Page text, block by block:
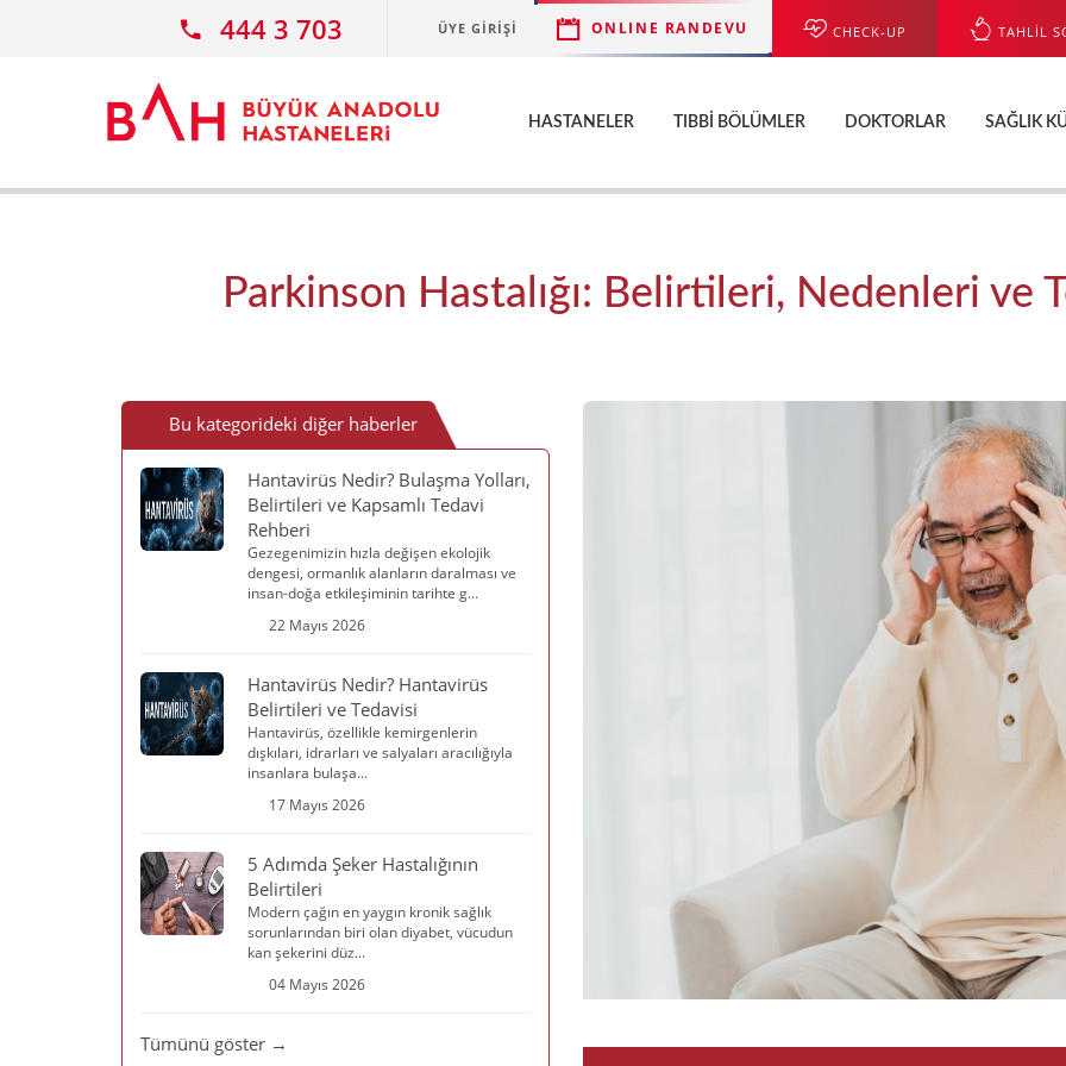
444 3 703 ÜYE GIRIŞI ONLINE RANDEVU CHECK-UP TAHLİL
HASTANELER TIBBI BÖLÜMLER DOKTORLAR SAĞLIK
Parkinson Hastalığı: Belirtileri, Nedenleri ve
Bu kategorideki diğer haberler
Hantavirüs Nedir? Bulaşma Yolları,
Belirtileri ve Kapsamlı Tedavi
Rehberi
Gezegenimizin hızla değişen ekolojik
dengesi, ormanlık alanların daralması ve
insan-doğa etkileşiminin tarihte g...
22 Mayıs 2026
Hantavirüs Nedir? Hantavirüs
Belirtileri ve Tedavisi
Hantavirüs, özellikle kemirgenlerin
dışkıları, idrarları ve salyaları aracılığıyla
insanlara bulaşa...
17 Mayıs 2026
5 Adımda Şeker Hastalığının
Belirtileri
Modern çağın en yaygın kronik sağlık
sorunlarından biri olan diyabet, vücudun
kan şekerini düz...
04 Mayıs 2026
Tümünü göster →